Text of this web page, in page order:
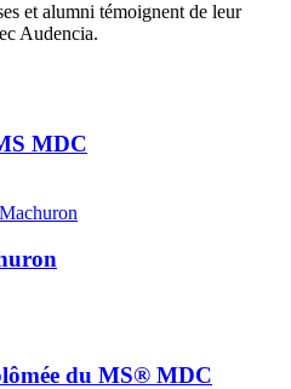
et alumni témoignent de leur
Audencia.
MDC
du MS® MDC